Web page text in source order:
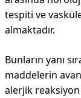
tespiti ve
almaktadır.
Bunların yanı
maddelerin
alerjik